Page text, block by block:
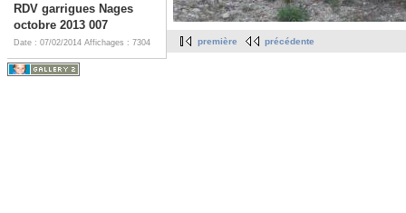
RDV garrigues Nages
octobre 2013 007
Date : 07/02/2014 Affichages : 7304 première précédente